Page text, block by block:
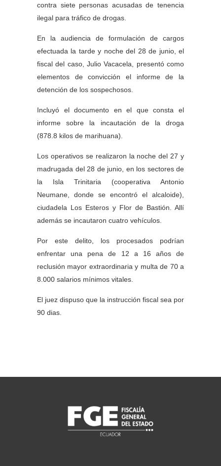
contra siete personas acusadas de tenencia
ilegal para tráfico de drogas.
En la audiencia de formulación de cargos
efectuada la tarde y noche del 28 de junio, el
fiscal del caso, Julio Vacacela, presentó como
elementos de convicción el informe de la
detención de los sospechosos.
Incluyó el documento en el que consta el
informe sobre la incautación de la droga
(878.8 kilos de marihuana).
Los operativos se realizaron la noche del 27 y
madrugada del 28 de junio, en los sectores de
la Isla Trinitaria (cooperativa Antonio
Neumane, donde se encontró el alcaloide),
ciudadela Los Esteros y Flor de Bastión. Allí
además se incautaron cuatro vehículos.
Por este delito, los procesados podrían
enfrentar una pena de 12 a 16 años de
reclusión mayor extraordinaria y multa de 70 a
8.000 salarios mínimos vitales.
El juez dispuso que la instrucción fiscal sea por
90 dias.